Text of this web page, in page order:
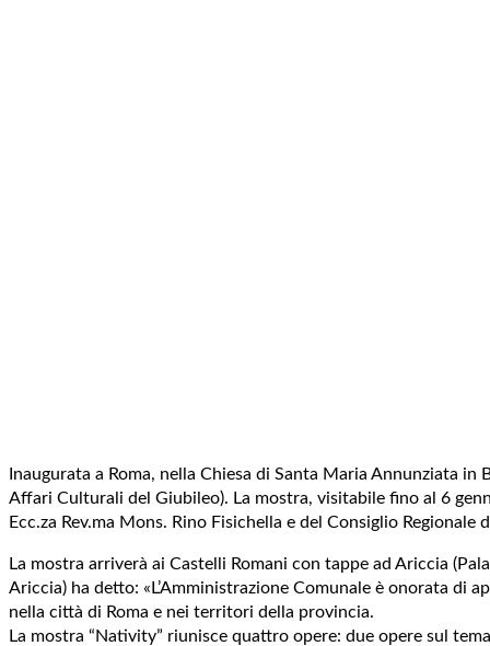
Inaugurata a Roma, nella Chiesa di Santa Maria Annunziata
Affari Culturali del Giubileo). La mostra, visitabile fino al 6
Ecc.za Rev.ma Mons. Rino Fisichella e del Consiglio Regionale
La mostra arriverà ai Castelli Romani con tappe ad Ariccia
Ariccia) ha detto: «L’Amministrazione Comunale è onorata
nella città di Roma e nei territori della provincia.
La mostra “Nativity” riunisce quattro opere: due opere sul